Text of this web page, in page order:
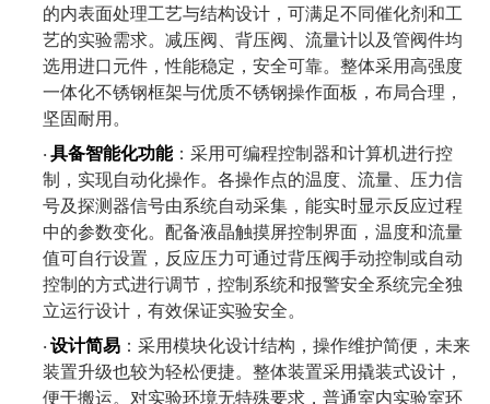
的内表面处理工艺与结构设计，可满足不同催化剂和工
艺的实验需求。减压阀、背压阀、流量计以及管阀件均
选用进口元件，性能稳定，安全可靠。整体采用高强度
一体化不锈钢框架与优质不锈钢操作面板，布局合理，
坚固耐用。
· 具备智能化功能 ：采用可编程控制器和计算机进行控
制，实现自动化操作。各操作点的温度、流量、压力信
号及探测器信号由系统自动采集，能实时显示反应过程
中的参数变化。配备液晶触摸屏控制界面，温度和流量
值可自行设置，反应压力可通过背压阀手动控制或自动
控制的方式进行调节，控制系统和报警安全系统完全独
立运行设计，有效保证实验安全。
· 设计简易 ：采用模块化设计结构，操作维护简便，未来
装置升级也较为轻松便捷。整体装置采用撬装式设计，
便于搬运。对实验环境无特殊要求，普通室内实验室环